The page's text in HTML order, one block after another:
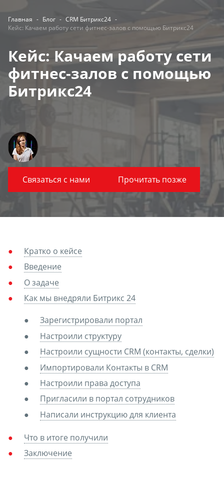
Главная - Блог - CRM Битрикс24 -
Кейс: Качаем работу сети фитнес-залов с помощью Битрикс24
Кейс: Качаем работу сети
фитнес-залов с помощью
Битрикс24
Связаться с нами Прочитать позже
Кратко о кейсе
Введение
О задаче
Как мы внедряли Битрикс 24
Зарегистрировали портал
Настроили структуру
Настроили сущности CRM (контакты, сделки)
Импортировали Контакты в CRM
Настроили права доступа
Пригласили в портал сотрудников
Написали инструкцию для клиента
Что в итоге получили
Заключение